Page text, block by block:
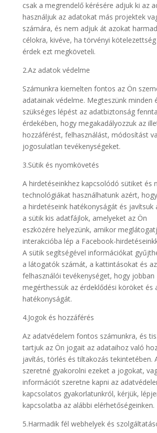
csak a megrendelő kérésére adjuk ki az
használjuk az adatokat más projektek
számára, és nem adjuk át azokat
célokra, kivéve, ha törvényi
érdek ezt megköveteli.
2.Az adatok védelme
Számunkra kiemelten fontos az Ön
adatainak védelme. Megteszünk minden
szükséges lépést az adatbiztonság
érdekében, hogy megakadályozzuk az
hozzáférést, felhasználást, módosítást
jogosulatlan tevékenységeket.
3.Sütik és nyomkövetés
A hirdetéseinkhez kapcsolódó sütiket és
technológiákat használhatunk azért,
a hirdetéseink hatékonyságát és javítsuk
a sütik kis adatfájlok, amelyeket az Ön
eszközére helyezünk, amikor
interakcióba lép a Facebook-
A sütik segítségével információkat
a látogatók számát, a kattintásokat és
felhasználói tevékenységet, hogy jobban
megérthessük az érdeklődési köröket és
hatékonyságát.
4.Jogok és hozzáférés
Az adatvédelem fontos számunkra, és
tartjuk az Ön jogait az adataihoz való
javítás, törlés és tiltakozás tekintetében.
szeretné gyakorolni ezeket a jogokat,
információt szeretne kapni az
kapcsolatos gyakorlatunkról, kérjük,
kapcsolatba az alábbi elérhetőségeinken.
5.Harmadik fél webhelyek és